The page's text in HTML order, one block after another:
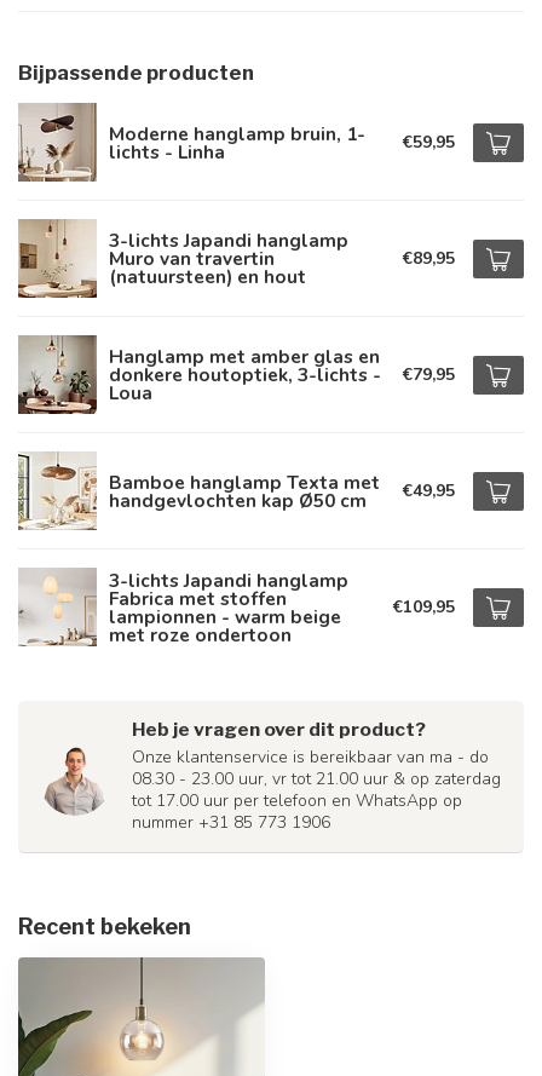
Bijpassende producten
Moderne hanglamp bruin, 1-
lichts - Linha €59,95
3-lichts Japandi hanglamp
Muro van travertin
(natuursteen) en hout
€89,95
Hanglamp met amber glas en
donkere houtoptiek, 3-lichts -
Loua
€79,95
Bamboe hanglamp Texta met
handgevlochten kap Ø50 cm €49,95
3-lichts Japandi hanglamp
Fabrica met stoffen
lampionnen - warm beige
met roze ondertoon
€109,95
Heb je vragen over dit product?
Onze klantenservice is bereikbaar van ma - do
08.30 - 23.00 uur, vr tot 21.00 uur & op zaterdag
tot 17.00 uur per telefoon en WhatsApp op
nummer +31 85 773 1906
Recent bekeken